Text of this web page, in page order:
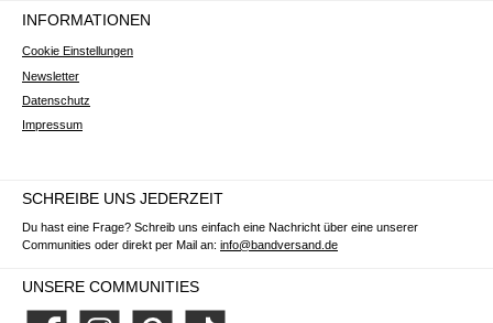
INFORMATIONEN
Cookie Einstellungen
Newsletter
Datenschutz
Impressum
SCHREIBE UNS JEDERZEIT
Du hast eine Frage? Schreib uns einfach eine Nachricht über eine unserer
Communities oder direkt per Mail an: info@bandversand.de
UNSERE COMMUNITIES